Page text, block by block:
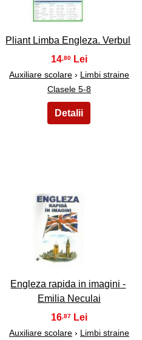
Pliant Limba Engleza. Verbul
14 ,80
Auxiliare scolare› Limbi straine
Clasele 5-8
23
Engleza rapida in imagini -
Emilia Neculai
16,87
Auxiliare scolare› Limbi straine